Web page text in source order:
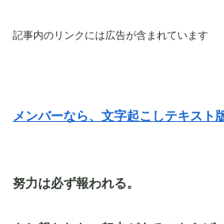
記事内のリンクには広告が含まれています
メンバーなら、文字起こしテキスト
努力は必ず報われる。